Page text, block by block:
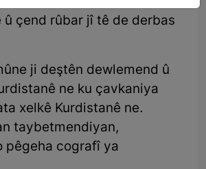
û çend rûbar jî tê de derbas
ji deştên dewlemend û
ne ku çavkaniya
xelkê Kurdistanê ne.
taybetmendiyan,
pêgeha cografî ya